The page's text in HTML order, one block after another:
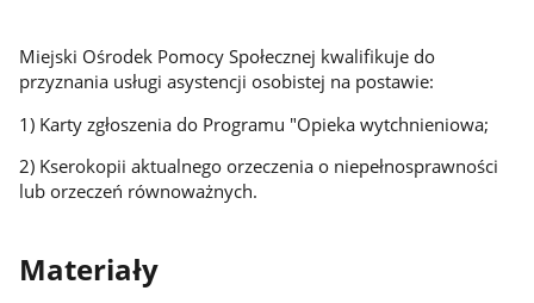
Miejski Ośrodek Pomocy Społecznej kwalifikuje do
przyznania usługi asystencji osobistej na postawie:
1) Karty zgłoszenia do Programu "Opieka wytchnieniowa;
2) Kserokopii aktualnego orzeczenia o niepełnosprawności
lub orzeczeń równoważnych.
Materiały